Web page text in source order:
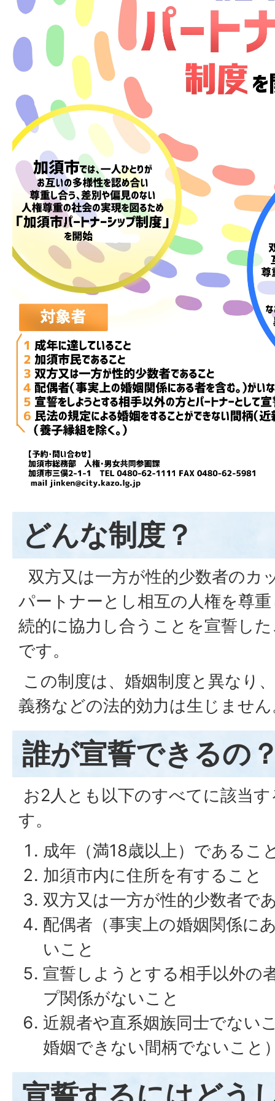
どんな制度？
双方又は一方が性的少数者のカ
パートナーとし相互の人権を尊
続的に協力し合うことを宣誓し
です。
この制度は、婚姻制度と異なり
義務などの法的効力は生じませ
誰が宣誓できるの
お2人とも以下のすべてに該当
す。
成年（満18歳以上）であるこ
加須市内に住所を有すること
双方又は一方が性的少数者で
配偶者（事実上の婚姻関係に
いこと
宣誓しようとする相手以外の
プ関係がないこと
近親者や直系姻族同士でない
婚姻できない間柄でないこと